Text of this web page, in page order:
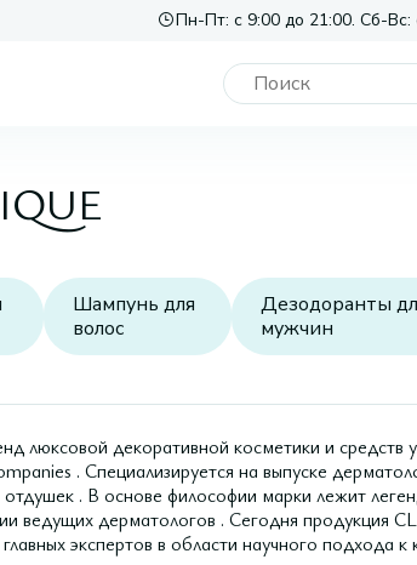
Пн-Пт: с 9:00 до 21:00. Сб-Вс:
Шампунь для
волос
Дезодоранты
мужчин
люксовой декоративной косметики и средств
. Специализируется на выпуске
. В основе философии марки лежит
ведущих дерматологов . Сегодня продукция
экспертов в области научного подхода к